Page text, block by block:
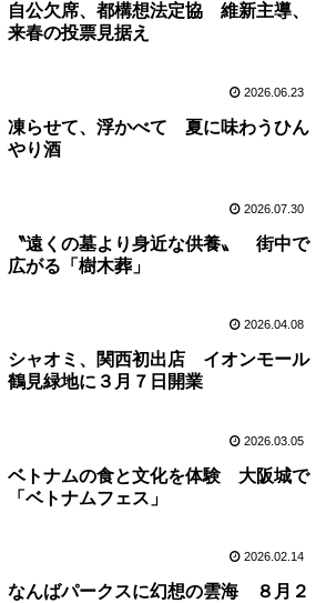
自公欠席、都構想法定協 維新主導、
来春の投票見据え
2026.06.23
凍らせて、浮かべて 夏に味わうひん
やり酒
2026.07.30
〝遠くの墓より身近な供養〟 街中で
広がる「樹木葬」
2026.04.08
シャオミ、関西初出店 イオンモール
鶴見緑地に３月７日開業
2026.03.05
ベトナムの食と文化を体験 大阪城で
「ベトナムフェス」
2026.02.14
なんばパークスに幻想の雲海 ８月２